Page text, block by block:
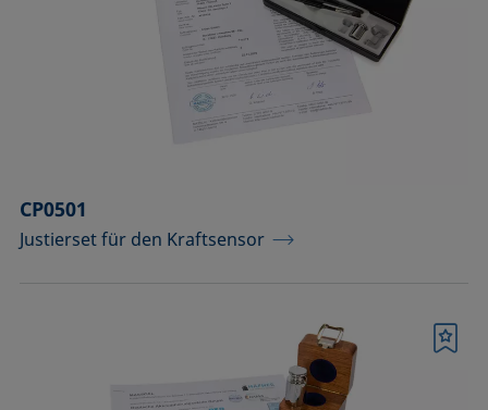
CP0501
Justierset für den Kraftsensor
Merkliste